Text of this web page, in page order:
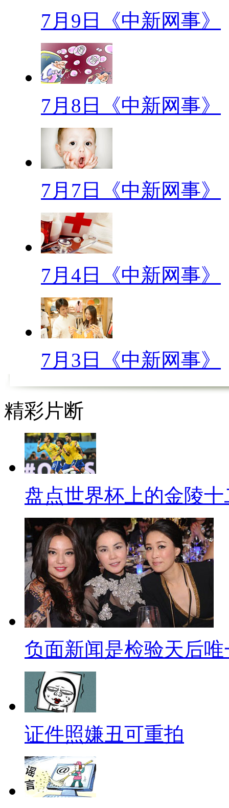
觉得上纲上线的去评价他们的
精神文化生活的一部分，在不
但是以前的大妈们看完孩子做
会怎么样呢？小编今天粗浅的
来，希望大妈们轻拍，言归正
派遣茶余饭后的时光的。
那代人的群体特征是：生在
乡，沐浴过改革春风；当然，
改革的第一批受影响者，40、
年代生人大多缺乏较高的文化
人表现出更强烈的珍惜粮食和
谓“富贵”就是“楼上楼下，电灯
十年中，这一切得来都易如反
人的理财初衷和终极彼岸。所
收拾家洗衣服，已经是很安稳
坐在院子里唠唠嗑，说说张家
下明天孩子们上学的东西就早
的年代，这样的精神生活已经
多。
然后就到了如今的大妈，说
瞬间响起最炫民族风，这个词
的女性群体，比如，广场舞，
家都在讨论，为什么大妈们如
用收拾家吗？小编觉得，首先
成大妈的，这是他们能够很快
逐渐提高，导致很多日常的琐
亲力亲为，给她们提供了很多
文化的活动能够流行起来也就
再来一起畅想一下未来的大
试想了一下自己四十年后会怎
该还是会和三五闺蜜聚在一起
了四十年后应该就是女主外男
尔去club跳跳热舞还是可以考
里旅行就去哪里，真正做到了
活在当下。不过为了能过上这
照顾身体，毕竟身体是娱乐的
己那个时代的标签吧，祝福我
7月9日《中新网事》
7月8日《中新网事》
7月7日《中新网事》
7月4日《中新网事》
7月3日《中新网事》
精彩片断
盘点世界杯上的金陵十
负面新闻是检验天后
证件照嫌丑可重拍